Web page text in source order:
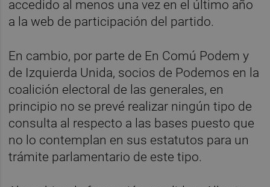
accedido al menos una vez en el último año
a la web de participación del partido.
En cambio, por parte de En Comú Podem y
de Izquierda Unida, socios de Podemos en la
coalición electoral de las generales, en
principio no se prevé realizar ningún tipo de
consulta al respecto a las bases puesto que
no lo contemplan en sus estatutos para un
trámite parlamentario de este tipo.